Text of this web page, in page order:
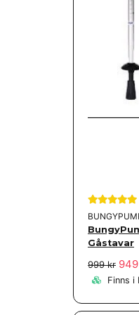
Gåstavar
999 kr
Finns i